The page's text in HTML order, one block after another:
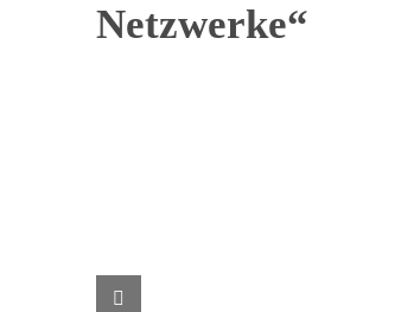
Netzwerke“